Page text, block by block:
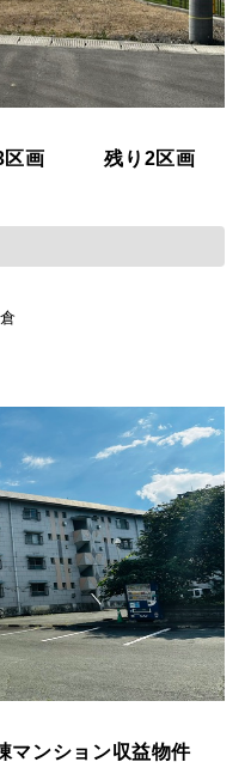
33区画 残り2区画
ンション収益物件